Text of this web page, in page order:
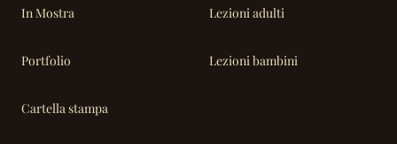
In Mostra
Portfolio
Cartella stampa
Lezioni adulti
Lezioni bambini